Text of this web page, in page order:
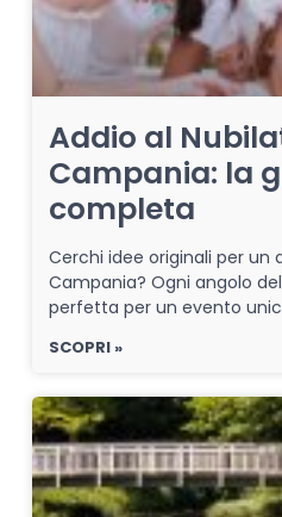
Addio al
Campania: la
completa
Cerchi idee originali per un
Campania? Ogni angolo
perfetta per un evento
SCOPRI »